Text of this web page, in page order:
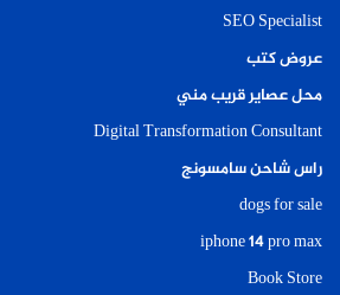
SEO Specialist
عروض كتب
محل عصاير قريب مني
Digital Transformation Consultant
راس شاحن سامسونج
dogs for sale
iphone 14 pro max
Book Store